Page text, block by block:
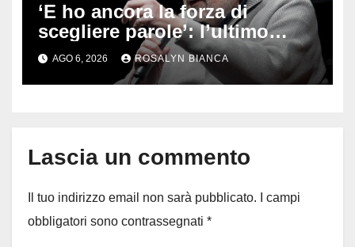
‘E ho ancora la forza di
scegliere parole’: l’ultimo
viaggio di Francesco Guccini,
i fan in pellegrinaggio a
Pavana
AGO 6, 2026 ROSALYN BIANCA
Lascia un commento
Il tuo indirizzo email non sarà pubblicato.
I campi
obbligatori sono contrassegnati *